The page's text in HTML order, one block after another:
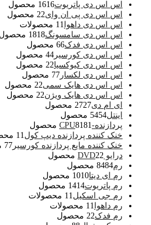
اس اس دی پاتریوت
1616 محصول
اس اس دی پی ان وای 22 محصول
اس اس دی داهوا
1 1 محصولات
اس اس دی سامسونگ
1818 محصول
اس اس دی فدک 66 محصول
اس اس دی کورسیر
44 محصول
اس اس دی کیوکسیا 22 محصول
اس اس دی لکسار
77 محصول
اس اس دی هایک سمی 22 محصول
اس اس دی هایک ویژن 22 محصول
ای ام دی
2727 محصول
اینتل
5454 محصول
پردازنده-CPU
81 81 محصول
خنک کننده پردازنده دیپ کول
1 1 محصولات
خنک کننده مایع پردازنده کورسیر
77 محصول
درایو DVD
22 محصول
رم
8484 محصول
رم ای دیتا
1010 محصول
رم پاتریوت
1414 محصول
رم جی اسکیل
1 1 محصولات
رم داهوا
1 1 محصولات
رم فدک 22 محصول